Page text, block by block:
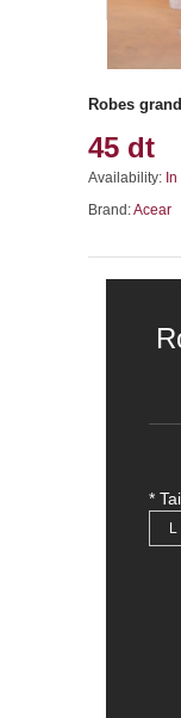
Robes
45 dt
Availability:
Brand:Acear
*